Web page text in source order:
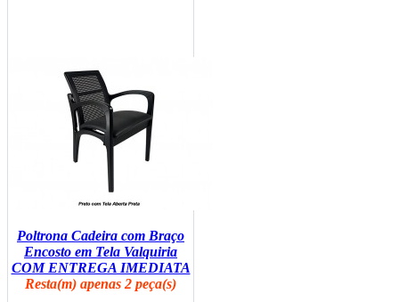
Poltrona Cadeira com Braço
Encosto em Tela Valquiria
COM ENTREGA IMEDIATA
Resta(m) apenas 2 peça(s)